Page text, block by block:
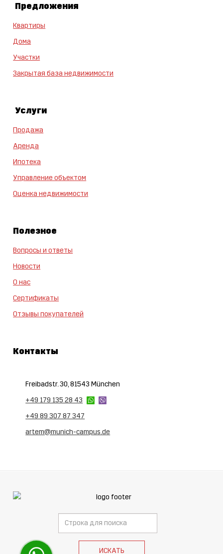
Предложения
Квартиры
Дома
Участки
Закрытая база недвижимости
Услуги
Продажа
Аренда
Ипотека
Управление объектом
Оценка недвижимости
Полезное
Вопросы и ответы
Новости
О нас
Сертификаты
Отзывы покупателей
Контакты
Freibadstr. 30, 81543 München
+49 179 135 28 43
+49 89 307 87 347
artem@munich-campus.de
Поиск
ИСКАТЬ